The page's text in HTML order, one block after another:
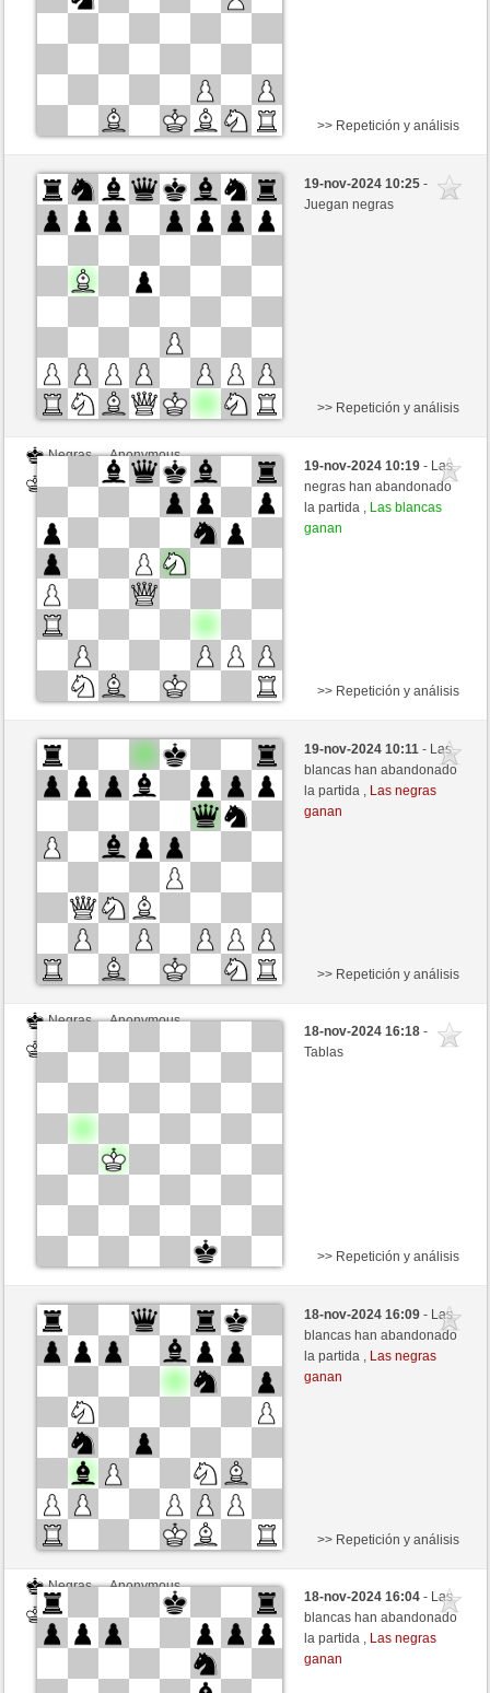
Negras
Anonymous
Blancas
nakkio (1048)
>> Repetición y análisis
19-nov-2024 10:25-
Juegan negras
Negras
Anonymous
nakkio (1048)
>> Repetición y análisis
19-nov-2024 10:19- Las
negras han abandonado
la partida , Las blancas
ganan
Negras
Anonymous
Blancas
nakkio (1048)
>> Repetición y análisis
19-nov-2024 10:11- Las
blancas han abandonado
la partida , Las negras
ganan
Negras
Anonymous
>> Repetición y análisis
18-nov-2024 16:18-
Tablas
Negras
Anonymous
Blancas
nakkio (1048)
>> Repetición y análisis
18-nov-2024 16:09- Las
blancas han abandonado
la partida , Las negras
ganan
Negras
Anonymous
Blancas
nakkio (1048)
>> Repetición y análisis
18-nov-2024 16:04- Las
blancas han abandonado
la partida , Las negras
ganan